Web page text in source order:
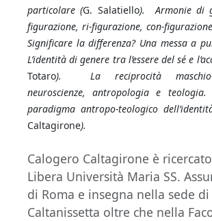
particolare (G. Salatiello). Armonie di
figurazione, ri-figurazione, con-
Significare la differenza? Una messa a
L’identità di genere tra l’essere del sé e
Totaro). La reciprocità maschio-
neuroscienze, antropologia e
paradigma antropo-teologico
Caltagirone).
Calogero Caltagirone è
Libera Università Maria SS.
di Roma e insegna nella sede di
Caltanissetta oltre che nella